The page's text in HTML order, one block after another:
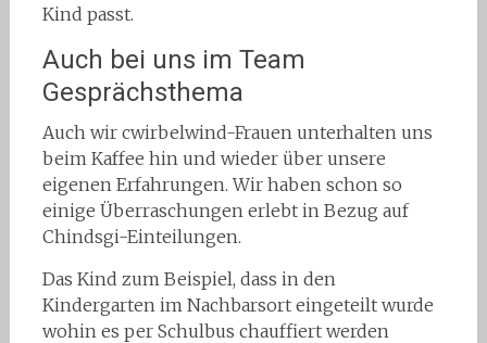
Kind passt.
Auch bei uns im Team
Gesprächsthema
Auch wir cwirbelwind-Frauen unterhalten uns
beim Kaffee hin und wieder über unsere
eigenen Erfahrungen. Wir haben schon so
einige Überraschungen erlebt in Bezug auf
Chindsgi-Einteilungen.
Das Kind zum Beispiel, dass in den
Kindergarten im Nachbarsort eingeteilt wurde
wohin es per Schulbus chauffiert werden